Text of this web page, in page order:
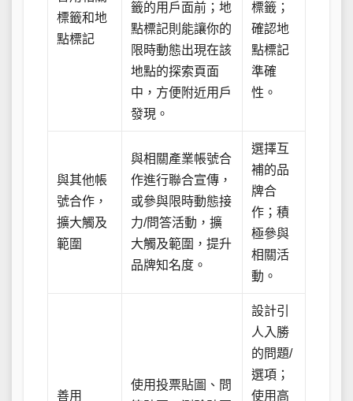
標籤和地
點標記
籤的用戶面前；地
點標記則能讓你的
限時動態出現在該
地點的探索頁面
中，方便附近用戶
發現。
標籤；
確認地
點標記
準確
性。
與其他帳
號合作，
擴大觸及
範圍
與相關產業帳號合
作進行聯合宣傳，
或參與限時動態接
力/問答活動，擴
大觸及範圍，提升
品牌知名度。
選擇互
補的品
牌合
作；積
極參與
相關活
動。
善用
使用投票貼圖、問
設計引
人入勝
的問題/
選項；
使用高